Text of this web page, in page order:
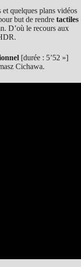
et quelques plans vidéos
but de rendre tactiles
D’où le recours aux
[durée : 5’52 »]
Cichawa.